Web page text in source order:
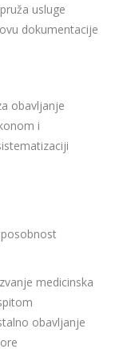
usluge
dokumentacije
obavljanje
i
medicinska
obavljanje